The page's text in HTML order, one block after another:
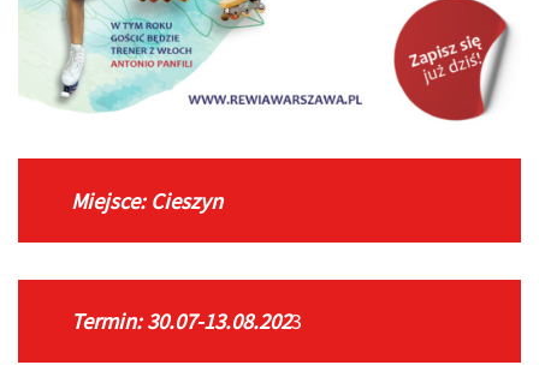
Miejsce: Cieszyn
Termin: 30.07-13.08.2023